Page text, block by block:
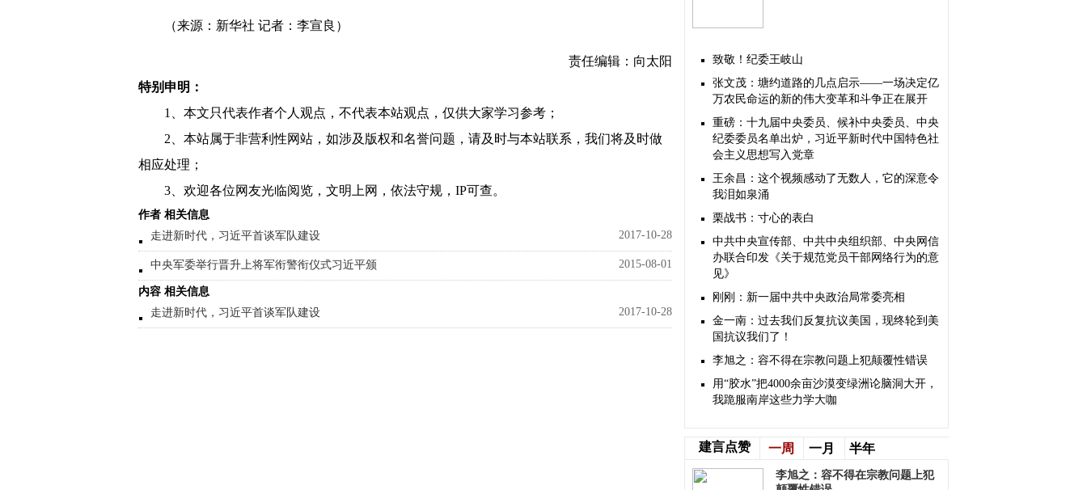
（来源：新华社 记者：李宣良）
责任编辑：向太阳
特别申明：
1、本文只代表作者个人观点，不代表本站观点，仅供大家学习参考；
2、本站属于非营利性网站，如涉及版权和名誉问题，请及时与本站联系，我们将及时做
相应处理；
3、欢迎各位网友光临阅览，文明上网，依法守规，IP可查。
作者 相关信息
走进新时代，习近平首谈军队建设
2017-10-28
中央军委举行晋升上将军衔警衔仪式习近平颁 2015-08-01
内容 相关信息
走进新时代，习近平首谈军队建设
2017-10-28
致敬！纪委王岐山
张文茂：塘约道路的几点启示——一场决定亿
万农民命运的新的伟大变革和斗争正在展开
重磅：十九届中央委员、候补中央委员、中央
纪委委员名单出炉，习近平新时代中国特色社
会主义思想写入党章
王余昌：这个视频感动了无数人，它的深意令
我泪如泉涌
栗战书：寸心的表白
中共中央宣传部、中共中央组织部、中央网信
办联合印发《关于规范党员干部网络行为的意
见》
刚刚：新一届中共中央政治局常委亮相
金一南：过去我们反复抗议美国，现终轮到美
国抗议我们了！
李旭之：容不得在宗教问题上犯颠覆性错误
用“胶水”把4000余亩沙漠变绿洲论脑洞大开，
我跪服南岸这些力学大咖
建言点赞 一周 一月 半年
李旭之：容不得在宗教问题上犯